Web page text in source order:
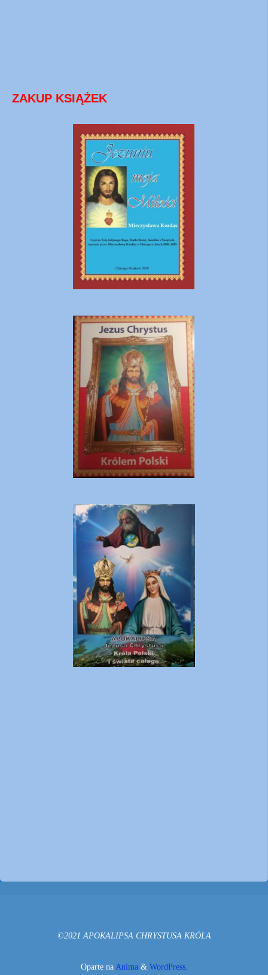
ZAKUP KSIĄŻEK
©2021 APOKALIPSA CHRYSTUSA KRÓLA
Oparte naAnima & WordPress.